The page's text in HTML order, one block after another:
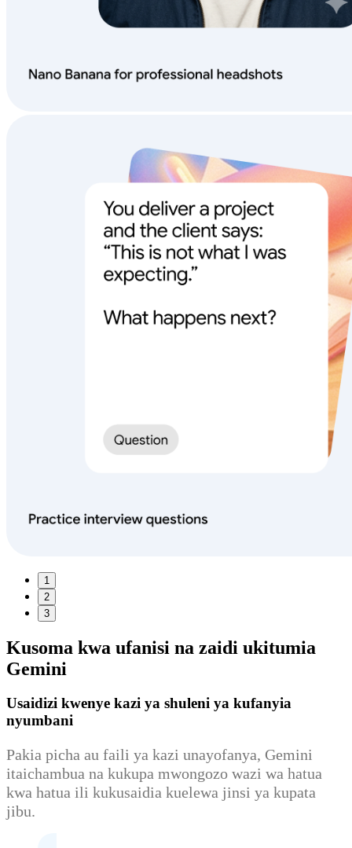
1
2
3
Kusoma kwa ufanisi na zaidi ukitumia
Gemini
Usaidizi kwenye kazi ya shuleni ya kufanyia
nyumbani
Pakia picha au faili ya kazi unayofanya, Gemini
itaichambua na kukupa mwongozo wazi wa hatua
kwa hatua ili kukusaidia kuelewa jinsi ya kupata
jibu.